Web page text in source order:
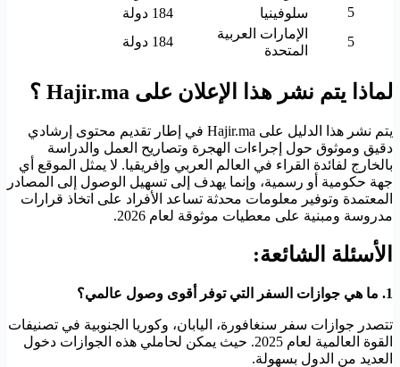
5
سلوفينيا
184 دولة
5
الإمارات العربية
المتحدة
184 دولة
لماذا يتم نشر هذا الإعلان على Hajir.ma ؟
يتم نشر هذا الدليل على Hajir.ma في إطار تقديم محتوى إرشادي
دقيق وموثوق حول إجراءات الهجرة وتصاريح العمل والدراسة
بالخارج لفائدة القراء في العالم العربي وإفريقيا. لا يمثل الموقع أي
جهة حكومية أو رسمية، وإنما يهدف إلى تسهيل الوصول إلى المصادر
المعتمدة وتوفير معلومات محدثة تساعد الأفراد على اتخاذ قرارات
مدروسة ومبنية على معطيات موثوقة لعام 2026.
الأسئلة الشائعة:
1. ما هي جوازات السفر التي توفر أقوى وصول عالمي؟
تتصدر جوازات سفر سنغافورة، اليابان، وكوريا الجنوبية في تصنيفات
القوة العالمية لعام 2025. حيث يمكن لحاملي هذه الجوازات دخول
العديد من الدول بسهولة.